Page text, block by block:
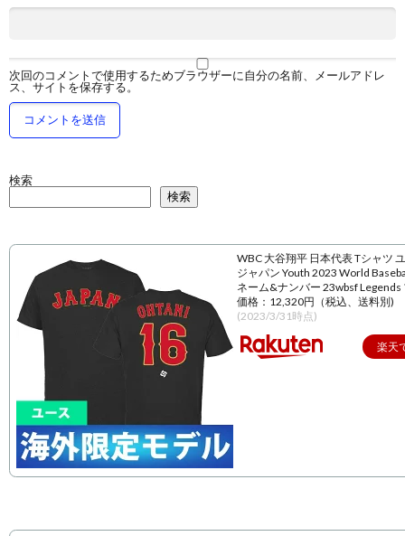
次回のコメントで使用するためブラウザーに自分の名前、メールアドレ
ス、サイトを保存する。
検索
検索
WBC 大谷翔平 日本代表 Tシャツ
ジャパン Youth 2023 World
ネーム&ナンバー 23wbsf Legends
価格：12,320円（税込、送料別)
(2023/3/31時点)
楽天